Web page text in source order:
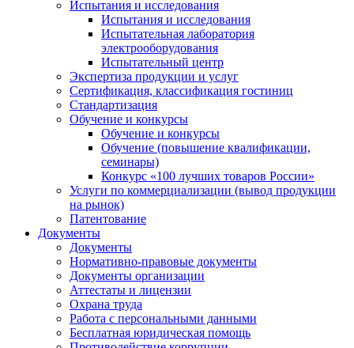
Испытания и исследования
Испытания и исследования
Испытательная лаборатория
электрооборудования
Испытательный центр
Экспертиза продукции и услуг
Сертификация, классификация гостиниц
Стандартизация
Обучение и конкурсы
Обучение и конкурсы
Обучение (повышение квалификации,
семинары)
Конкурс «100 лучших товаров России»
Услуги по коммерциализации (вывод продукции
на рынок)
Патентование
Документы
Документы
Нормативно-правовые документы
Документы организации
Аттестаты и лицензии
Охрана труда
Работа с персональными данными
Бесплатная юридическая помощь